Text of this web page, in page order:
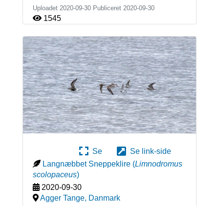
Uploadet 2020-09-30 Publiceret 2020-09-30
1545
Se
Se link-side
Langnæbbet Sneppeklire (Limnodromus
scolopaceus)
2020-09-30
Agger Tange, Danmark